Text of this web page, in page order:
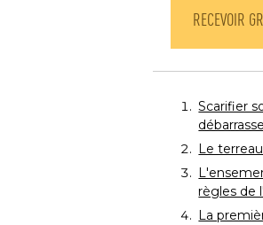
RECEVOIR
Scarifier
Le
règles de
La